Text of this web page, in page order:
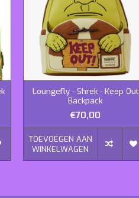
Loungefly - Shrek - Keep Out
Backpack
€70,00
TOEVOEGEN AAN
WINKELWAGEN